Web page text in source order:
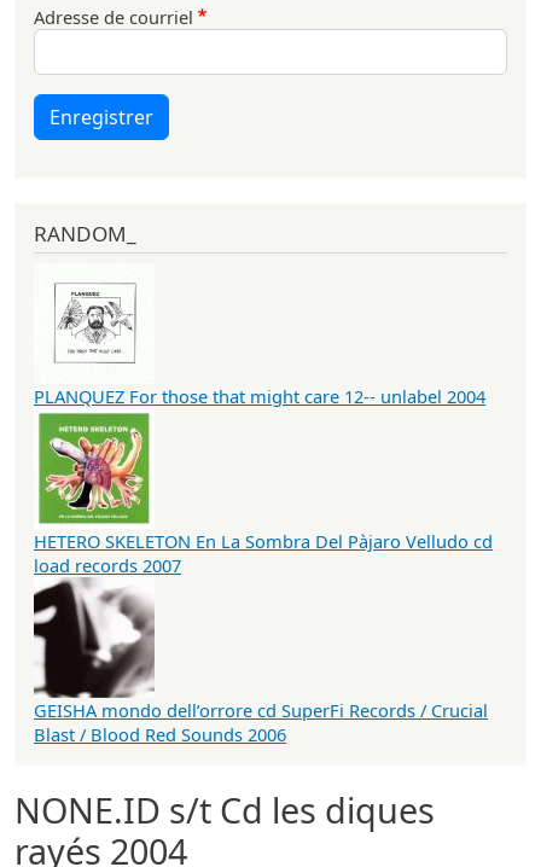
NONE.ID s/t Cd les diques
rayés 2004
Adresse de courriel
Enregistrer
RANDOM_
PLANQUEZ For those that might care 12-- unlabel 2004
HETERO SKELETON En La Sombra Del Pàjaro Velludo cd
load records 2007
GEISHA mondo dell’orrore cd SuperFi Records / Crucial
Blast / Blood Red Sounds 2006